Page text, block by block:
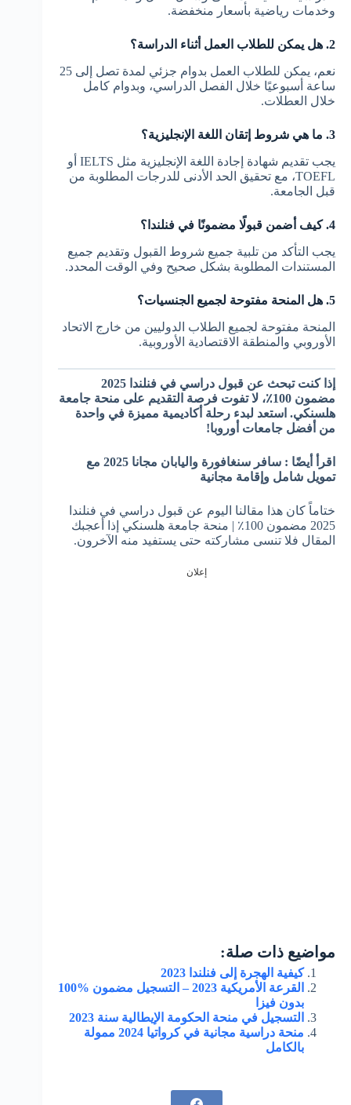
وخدمات رياضية بأسعار منخفضة.
2. هل يمكن للطلاب العمل أثناء الدراسة؟
نعم، يمكن للطلاب العمل بدوام جزئي لمدة تصل إلى 25
ساعة أسبوعيًا خلال الفصل الدراسي، وبدوام كامل
خلال العطلات.
3. ما هي شروط إتقان اللغة الإنجليزية؟
يجب تقديم شهادة إجادة اللغة الإنجليزية مثل IELTS أو
TOEFL، مع تحقيق الحد الأدنى للدرجات المطلوبة من
قبل الجامعة.
4. كيف أضمن قبولًا مضمونًا في فنلندا؟
يجب التأكد من تلبية جميع شروط القبول وتقديم جميع
المستندات المطلوبة بشكل صحيح وفي الوقت المحدد.
5. هل المنحة مفتوحة لجميع الجنسيات؟
المنحة مفتوحة لجميع الطلاب الدوليين من خارج الاتحاد
الأوروبي والمنطقة الاقتصادية الأوروبية.
إذا كنت تبحث عن قبول دراسي في فنلندا 2025
مضمون 100٪، لا تفوت فرصة التقديم على منحة جامعة
هلسنكي. استعد لبدء رحلة أكاديمية مميزة في واحدة
من أفضل جامعات أوروبا!
اقرأ أيضًا : سافر سنغافورة واليابان مجانا 2025 مع
تمويل شامل وإقامة مجانية
ختاماً كان هذا مقالنا اليوم عن قبول دراسي في فنلندا
2025 مضمون 100٪ | منحة جامعة هلسنكي إذا أعجبك
المقال فلا تنسى مشاركته حتى يستفيد منه الآخرون.
إعلان
مواضيع ذات صلة:
كيفية الهجرة إلى فنلندا 2023
القرعة الأمريكية 2023 – التسجيل مضمون %100
بدون فيزا
التسجيل في منحة الحكومة الإيطالية سنة 2023
منحة دراسية مجانية في كرواتيا 2024 ممولة
بالكامل